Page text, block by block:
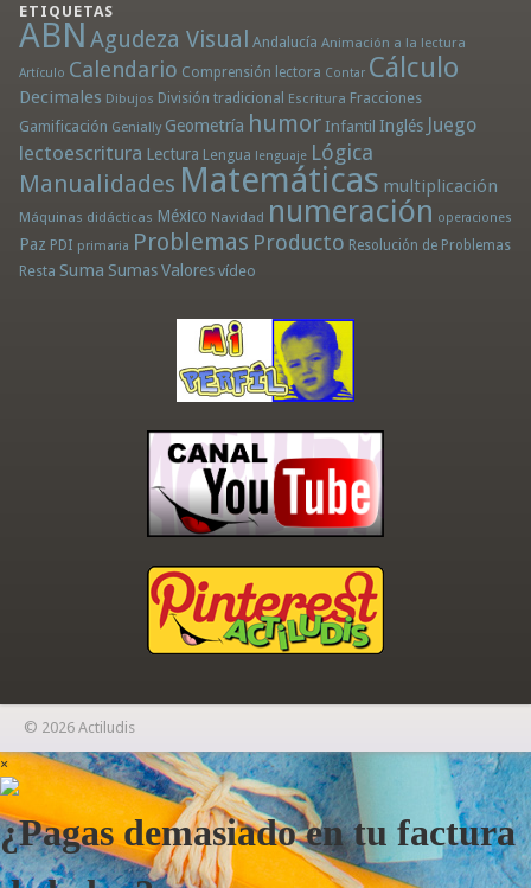
ETIQUETAS
ABN Agudeza Visual Andalucía Animación a la lectura
Artículo Calendario Comprensión lectora Contar Cálculo
Decimales Dibujos División tradicional Escritura Fracciones
Gamificación Genially Geometría humor Infantil Inglés Juego
lectoescritura Lectura Lengua lenguaje Lógica
Manualidades Matemáticas multiplicación
Máquinas didácticas México Navidad numeración operaciones
Paz PDI primaria Problemas Producto Resolución de Problemas
Resta Suma Sumas Valores vídeo
© 2026 Actiludis
×
¿Pagas demasiado en tu factura